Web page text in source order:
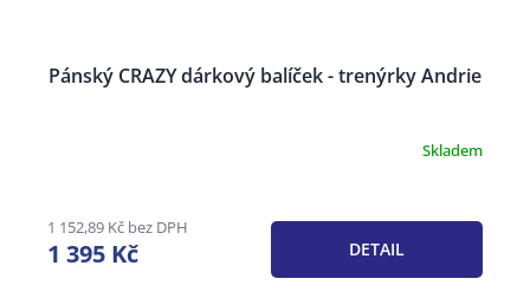
Pánský CRAZY dárkový balíček - trenýrky Andrie
je
5,0
z
Skladem
1 152,89 Kč bez DPH
1 395 Kč DETAIL